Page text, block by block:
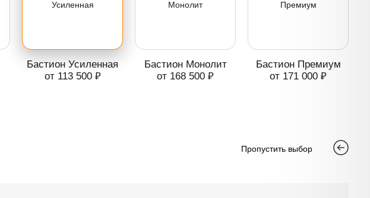
Бастион Усиленная
от 113 500 ₽
Бастион Монолит
от 168 500 ₽
Бастион Премиум
от 171 000 ₽
Пропустить выбор